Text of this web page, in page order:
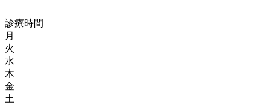
診療時間
月
火
水
木
金
土